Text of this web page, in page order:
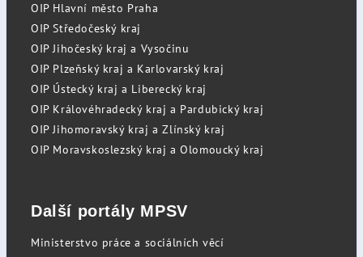
OIP Hlavní město Praha
OIP Středočeský kraj
OIP Jihočeský kraj a Vysočinu
OIP Plzeňský kraj a Karlovarský kraj
OIP Ústecký kraj a Liberecký kraj
OIP Královéhradecký kraj a Pardubický kraj
OIP Jihomoravský kraj a Zlínský kraj
OIP Moravskoslezský kraj a Olomoucký kraj
Další portály MPSV
Ministerstvo práce a sociálních věcí